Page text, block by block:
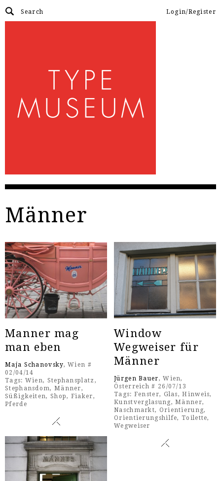
Login/Register
Männer
Manner mag
man eben
Maja Schanovsky, Wien #
02/04/14
Tags: Wien, Stephansplatz ,
Stephansdom, Männer,
Süßigkeiten, Shop, Fiaker,
Pferde
Window
Wegweiser für
Männer
Jürgen Bauer, Wien,
Österreich # 26/07/13
Tags: Fenster, Glas,Hinweis,
Kunstverglasung,Männer,
Naschmarkt, Orientierung,
Orientierungshilfe,Toilette,
Wegweiser